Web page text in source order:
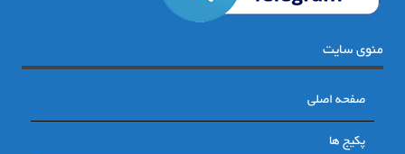
منوی سایت
صفحه اصلی
پکیج ها